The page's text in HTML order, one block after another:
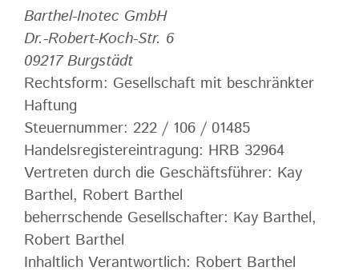
Barthel-Inotec GmbH
Dr.-Robert-Koch-Str. 6
09217 Burgstädt
Rechtsform: Gesellschaft mit beschränkter
Haftung
Steuernummer: 222 / 106 / 01485
Handelsregistereintragung: HRB 32964
Vertreten durch die Geschäftsführer: Kay
Barthel, Robert Barthel
beherrschende Gesellschafter: Kay Barthel,
Robert Barthel
Inhaltlich Verantwortlich: Robert Barthel